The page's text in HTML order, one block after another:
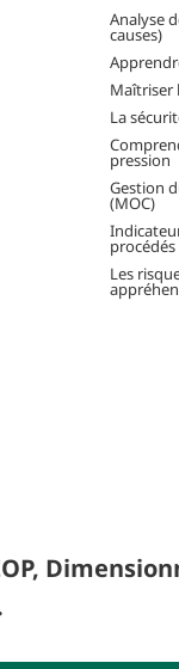
Analyse
causes)
Maîtriser
La
pression
Gestion
(MOC)
procédés
Les